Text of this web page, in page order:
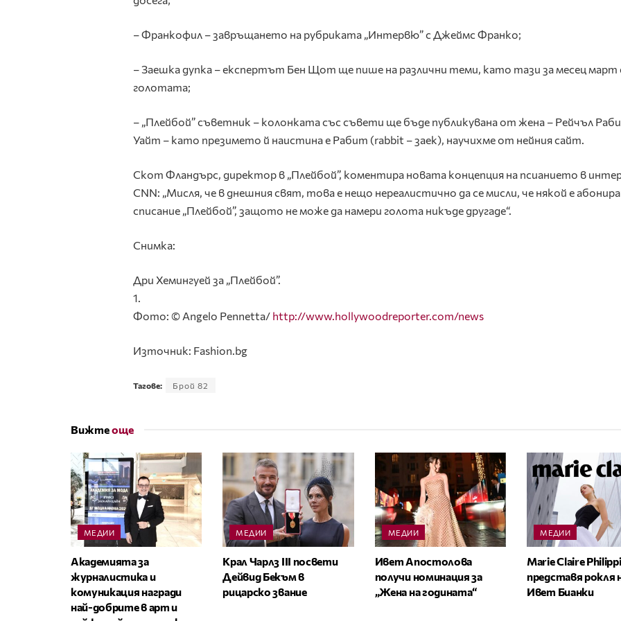
– Франкофил – завръщането на рубриката „Интервю” с Джеймс Франко;
– Заешка дупка – експертът Бен Щот ще пише на различни теми, като тази за месец март
голотата;
– „Плейбой” съветник – колонката със съвети ще бъде публикувана от жена – Рейчъл
Уайт – като презимето й наистина е Рабит (rabbit – заек), научихме от нейния сайт.
Скот Фландърс, директор в „Плейбой”, коментира новата концепция на псианието в
CNN: „Мисля, че в днешния свят, това е нещо нереалистично да се мисли, че някой е
списание „Плейбой”, защото не може да намери голота никъде другаде“.
Снимка:
Дри Хемингуей за „Плейбой”.
1.
Фото: © Angelo Pennetta/ http://www.hollywoodreporter.com/news
Източник: Fashion.bg
Тагове: Брой 82
Вижтеоще
МЕДИИ
Академията за
журналистика и
комуникация награди
най-добрите в арт и
МЕДИИ
Крал Чарлз III посвети
Дейвид Бекъм в
рицарско звание
МЕДИИ
Ивет Апостолова
получи номинация за
„Жена на годината“
МЕДИИ
Marie Claire
представя рокля
Ивет Бианки